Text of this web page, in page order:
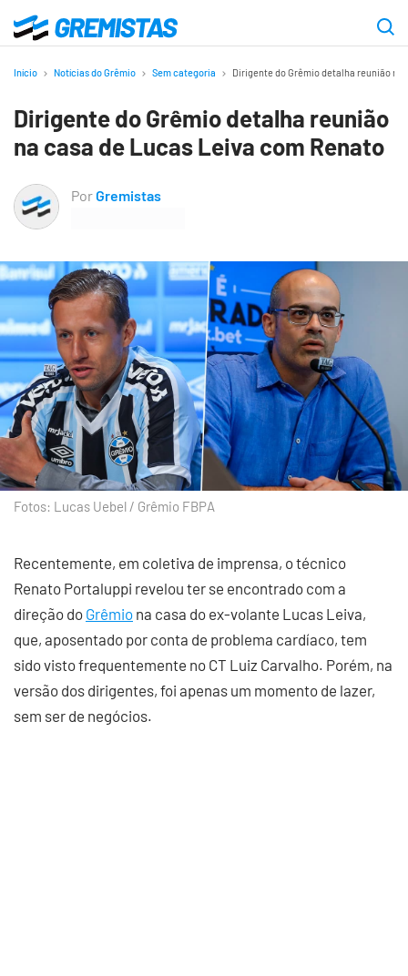
para
principal
Gremistas
Início Notícias do Grêmio Sem categoria Dirigente do Grêmio detalha reunião na
Dirigente do Grêmio detalha reunião
na casa de Lucas Leiva com Renato
PorGremistas
Fotos: Lucas Uebel / Grêmio FBPA
Recentemente, em coletiva de imprensa, o técnico
Renato Portaluppi revelou ter se encontrado com a
direção do Grêmio na casa do ex-volante Lucas Leiva,
que, aposentado por conta de problema cardíaco, tem
sido visto frequentemente no CT Luiz Carvalho. Porém, na
versão dos dirigentes, foi apenas um momento de lazer,
sem ser de negócios.